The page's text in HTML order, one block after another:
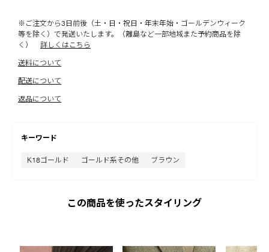
※ご注文から3日前後（土・日・祝日・年末年始・ゴールデンウィーク
等を除く）で発送いたします。（離島など一部地域また予約商品を除
く）
詳しくはこちら
送料について
配送について
返品について
キーワード
K18ゴールド ゴールド系その他 ブラウン
この商品を使ったスタイリング